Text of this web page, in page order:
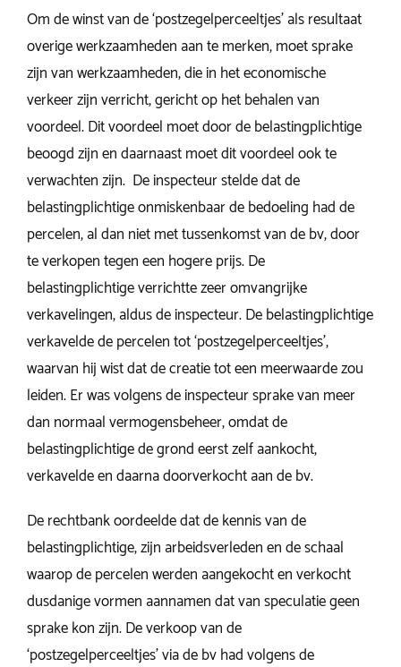
Om de winst van de ‘postzegelperceeltjes’ als resultaat
overige werkzaamheden aan te merken, moet sprake
zijn van werkzaamheden, die in het economische
verkeer zijn verricht, gericht op het behalen van
voordeel. Dit voordeel moet door de belastingplichtige
beoogd zijn en daarnaast moet dit voordeel ook te
verwachten zijn. De inspecteur stelde dat de
belastingplichtige onmiskenbaar de bedoeling had de
percelen, al dan niet met tussenkomst van de bv, door
te verkopen tegen een hogere prijs. De
belastingplichtige verrichtte zeer omvangrijke
verkavelingen, aldus de inspecteur. De belastingplichtige
verkavelde de percelen tot ‘postzegelperceeltjes’,
waarvan hij wist dat de creatie tot een meerwaarde zou
leiden. Er was volgens de inspecteur sprake van meer
dan normaal vermogensbeheer, omdat de
belastingplichtige de grond eerst zelf aankocht,
verkavelde en daarna doorverkocht aan de bv.
De rechtbank oordeelde dat de kennis van de
belastingplichtige, zijn arbeidsverleden en de schaal
waarop de percelen werden aangekocht en verkocht
dusdanige vormen aannamen dat van speculatie geen
sprake kon zijn. De verkoop van de
‘postzegelperceeltjes’ via de bv had volgens de